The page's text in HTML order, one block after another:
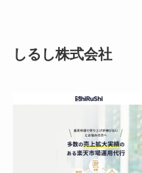
しるし株式会社